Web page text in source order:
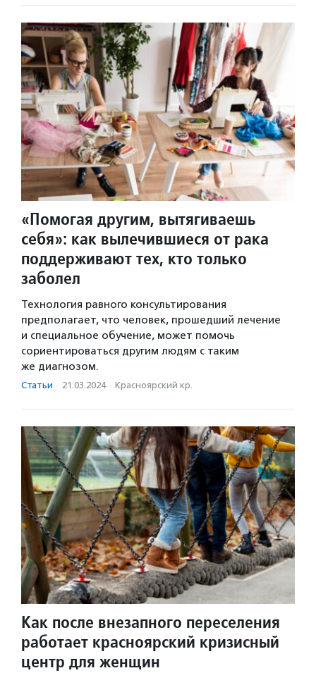
«Помогая другим, вытягиваешь
себя»: как вылечившиеся от рака
поддерживают тех, кто только
заболел
Технология равного консультирования
предполагает, что человек, прошедший лечение
и специальное обучение, может помочь
сориентироваться другим людям с таким
же диагнозом.
Статьи · 21.03.2024 · Красноярский кр.
Как после внезапного переселения
работает красноярский кризисный
центр для женщин